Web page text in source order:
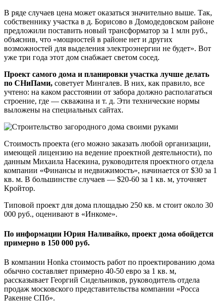
В ряде случаев цена может оказаться значительно выше. Так,
собственнику участка в д. Борисово в Домодедовском районе
предложили поставить новый трансформатор за 1 млн руб.,
объяснив, что «мощностей в районе нет и других
возможностей для выделения электроэнергии не будет». Вот
уже три года этот дом снабжает светом сосед.
Проект самого дома и планировки участка лучше делать
по СНиПами, советует Мингалев. В них, как правило, все
учтено: на каком расстоянии от забора должно располагаться
строение, где — скважина и т. д. Эти технические нормы
выложены на специальных сайтах.
Стоимость проекта (его можно заказать любой организации,
имеющей лицензию на ведение проектной деятельности), по
данным Михаила Насекина, руководителя проектного отдела
компании «Финансы и недвижимость», начинается от $30 за 1
кв. м. В большинстве случаев — $20-60 за 1 кв. м, уточняет
Кройтор.
Типовой проект для дома площадью 250 кв. м стоит около 30
000 руб., оценивают в «Инкоме».
По информации Юрия Наливайко, проект дома обойдется
примерно в 150 000 руб.
В компании Honka стоимость работ по проектированию дома
обычно составляет примерно 40-50 евро за 1 кв. м,
рассказывает Георгий Сидельников, руководитель отдела
продаж московского представительства компании «Росса
Ракенне СПб».